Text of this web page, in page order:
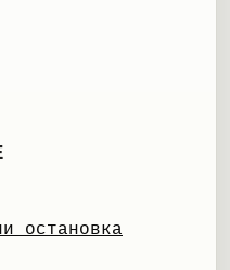
остановка